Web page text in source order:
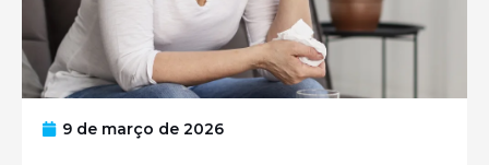
9 de março de 2026